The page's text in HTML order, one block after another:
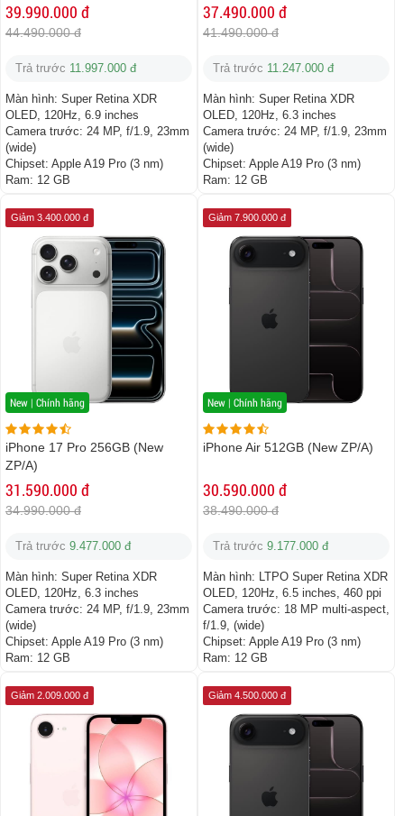
39.990.000 đ
44.490.000 đ
Trả trước 11.997.000 đ
Màn hình: Super Retina XDR
OLED, 120Hz, 6.9 inches
Camera trước: 24 MP, f/1.9, 23mm
(wide)
Chipset: Apple A19 Pro (3 nm)
Ram: 12 GB
37.490.000 đ
41.490.000 đ
Trả trước 11.247.000 đ
Màn hình: Super Retina XDR
OLED, 120Hz, 6.3 inches
Camera trước: 24 MP, f/1.9, 23mm
(wide)
Chipset: Apple A19 Pro (3 nm)
Ram: 12 GB
New | Chính hãng
Giảm 3.400.000 đ
iPhone 17 Pro 256GB (New
ZP/A)
31.590.000 đ
34.990.000 đ
Trả trước 9.477.000 đ
Màn hình: Super Retina XDR
OLED, 120Hz, 6.3 inches
Camera trước: 24 MP, f/1.9, 23mm
(wide)
Chipset: Apple A19 Pro (3 nm)
Ram: 12 GB
New | Chính hãng
Giảm 7.900.000 đ
iPhone Air 512GB (New ZP/A)
30.590.000 đ
38.490.000 đ
Trả trước 9.177.000 đ
Màn hình: LTPO Super Retina XDR
OLED, 120Hz, 6.5 inches, 460 ppi
Camera trước: 18 MP multi-aspect,
f/1.9, (wide)
Chipset: Apple A19 Pro (3 nm)
Ram: 12 GB
Giảm 2.009.000 đ Giảm 4.500.000 đ